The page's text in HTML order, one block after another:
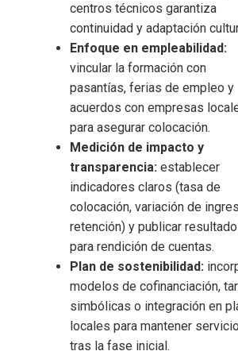
centros técnicos garantiza
continuidad y adaptación
Enfoque en empleabilidad:
vincular la formación con
pasantías, ferias de empleo y
acuerdos con empresas
para asegurar colocación.
Medición de impacto y
transparencia: establecer
indicadores claros (tasa de
colocación, variación de
retención) y publicar
para rendición de cuentas.
Plan de sostenibilidad:
modelos de cofinanciación,
simbólicas o integración en
locales para mantener
tras la fase inicial.